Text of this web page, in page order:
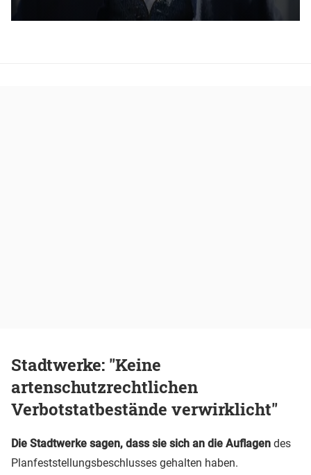
Stadtwerke: "Keine
artenschutzrechtlichen
Verbotstatbestände verwirklicht"
Die Stadtwerke sagen, dass sie sich an die Auflagen des
Planfeststellungsbeschlusses gehalten haben.